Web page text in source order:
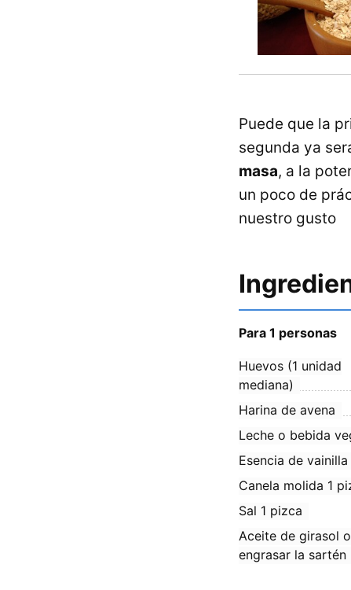
Puede que la
segunda ya
masa, a la
un poco de
nuestro gusto
Para 1 personas
Huevos (1 unidad
mediana)
Harina de avena
Leche o bebida
Esencia de
Canela molida 1
Sal 1 pizca
Aceite de girasol
engrasar la sartén